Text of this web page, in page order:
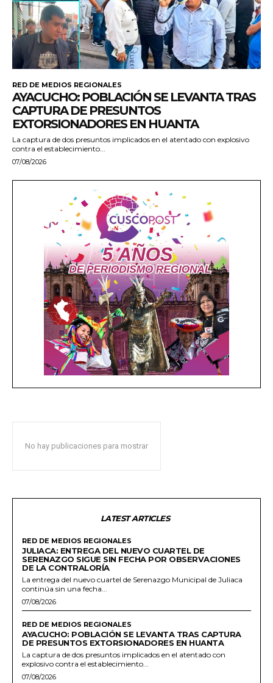
RED DE MEDIOS REGIONALES
AYACUCHO: POBLACIÓN SE LEVANTA TRAS
CAPTURA DE PRESUNTOS
EXTORSIONADORES EN HUANTA
La captura de dos presuntos implicados en el atentado con explosivo
contra el establecimiento...
07/08/2026
No hay publicaciones para mostrar
LATEST ARTICLES
RED DE MEDIOS REGIONALES
JULIACA: ENTREGA DEL NUEVO CUARTEL DE
SERENAZGO SIGUE SIN FECHA POR OBSERVACIONES
DE LA CONTRALORÍA
La entrega del nuevo cuartel de Serenazgo Municipal de Juliaca
continúa sin una fecha...
07/08/2026
RED DE MEDIOS REGIONALES
AYACUCHO: POBLACIÓN SE LEVANTA TRAS CAPTURA
DE PRESUNTOS EXTORSIONADORES EN HUANTA
La captura de dos presuntos implicados en el atentado con
explosivo contra el establecimiento...
07/08/2026